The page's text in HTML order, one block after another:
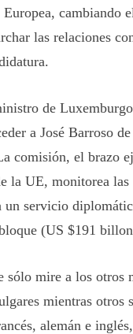
cambiando
las relaciones
de
a José Barroso
comisión, el brazo
la UE, monitorea
un servicio
(US $191
sólo mire a los otros
mientras otros
alemán e